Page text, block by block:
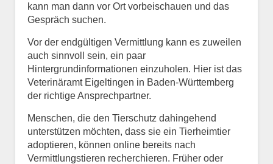
kann man dann vor Ort vorbeischauen und das
Gespräch suchen.
Vor der endgültigen Vermittlung kann es zuweilen
auch sinnvoll sein, ein paar
Hintergrundinformationen einzuholen. Hier ist das
Veterinäramt Eigeltingen in Baden-Württemberg
der richtige Ansprechpartner.
Menschen, die den Tierschutz dahingehend
unterstützen möchten, dass sie ein Tierheimtier
adoptieren, können online bereits nach
Vermittlungstieren recherchieren. Früher oder